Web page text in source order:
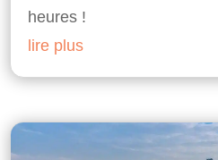
heures !
lire plus